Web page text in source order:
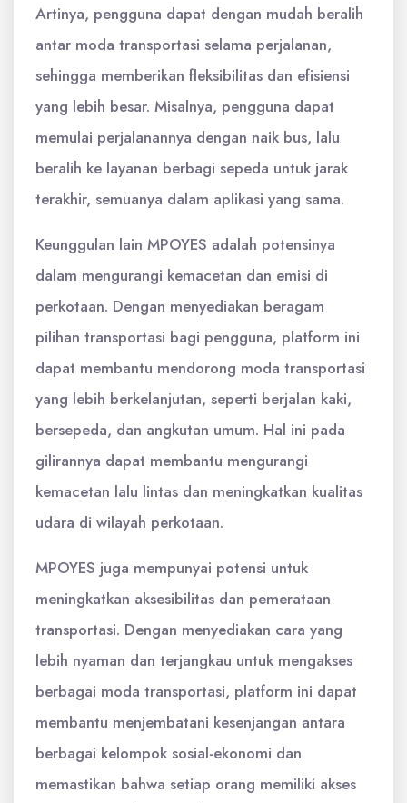
Artinya, pengguna dapat dengan mudah beralih
antar moda transportasi selama perjalanan,
sehingga memberikan fleksibilitas dan efisiensi
yang lebih besar. Misalnya, pengguna dapat
memulai perjalanannya dengan naik bus, lalu
beralih ke layanan berbagi sepeda untuk jarak
terakhir, semuanya dalam aplikasi yang sama.
Keunggulan lain MPOYES adalah potensinya
dalam mengurangi kemacetan dan emisi di
perkotaan. Dengan menyediakan beragam
pilihan transportasi bagi pengguna, platform ini
dapat membantu mendorong moda transportasi
yang lebih berkelanjutan, seperti berjalan kaki,
bersepeda, dan angkutan umum. Hal ini pada
gilirannya dapat membantu mengurangi
kemacetan lalu lintas dan meningkatkan kualitas
udara di wilayah perkotaan.
MPOYES juga mempunyai potensi untuk
meningkatkan aksesibilitas dan pemerataan
transportasi. Dengan menyediakan cara yang
lebih nyaman dan terjangkau untuk mengakses
berbagai moda transportasi, platform ini dapat
membantu menjembatani kesenjangan antara
berbagai kelompok sosial-ekonomi dan
memastikan bahwa setiap orang memiliki akses